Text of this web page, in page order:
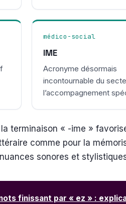
médico-social
IME
Acronyme désormais
incontournable du
l’accompagnement
terminaison « -ime »
comme pour la
sonores et
finissant par « ez » :